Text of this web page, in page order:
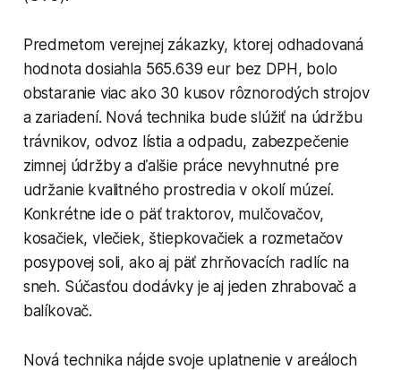
Predmetom verejnej zákazky, ktorej odhadovaná
hodnota dosiahla 565.639 eur bez DPH, bolo
obstaranie viac ako 30 kusov rôznorodých strojov
a zariadení. Nová technika bude slúžiť na údržbu
trávnikov, odvoz lístia a odpadu, zabezpečenie
zimnej údržby a ďalšie práce nevyhnutné pre
udržanie kvalitného prostredia v okolí múzeí.
Konkrétne ide o päť traktorov, mulčovačov,
kosačiek, vlečiek, štiepkovačiek a rozmetačov
posypovej soli, ako aj päť zhrňovacích radlíc na
sneh. Súčasťou dodávky je aj jeden zhrabovač a
balíkovač.
Nová technika nájde svoje uplatnenie v areáloch